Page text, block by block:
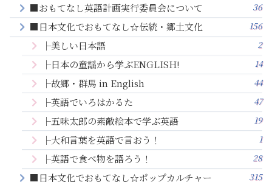
■おもてなし英語計画実行委員会について 36
■日本文化でおもてなし☆伝統・郷土文化 156
├美しい日本語 2
├日本の童謡から学ぶENGLISH! 14
├故郷・群馬 in English 44
├英語でいろはかるた 47
├五味太郎の素敵絵本で学ぶ英語 19
├大和言葉を英語で言おう！ 1
├英語で食べ物を語ろう！ 28
■日本文化でおもてなし☆ポップカルチャー 315